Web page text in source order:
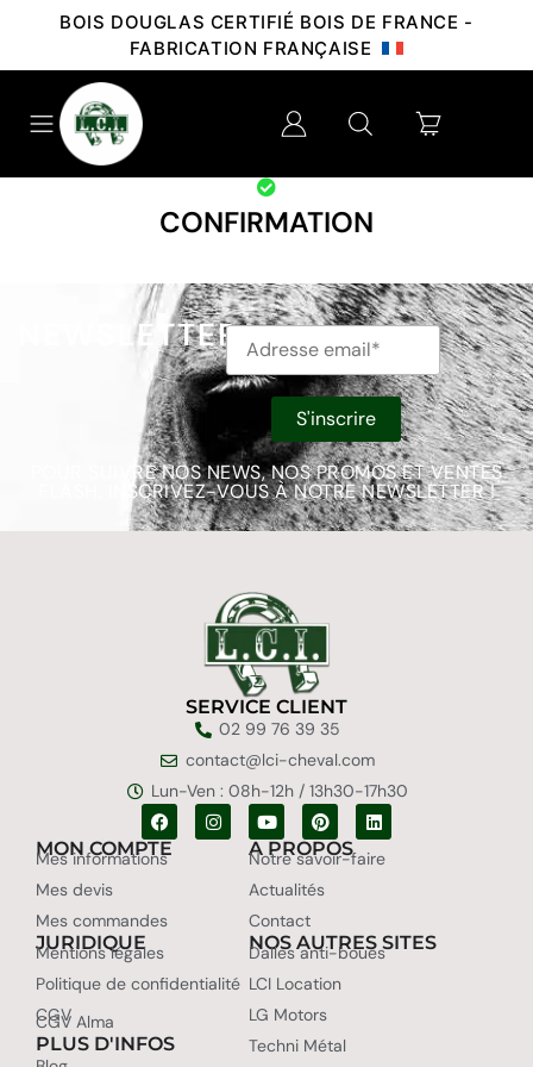
BOIS DOUGLAS CERTIFIÉ BOIS DE FRANCE -
FABRICATION FRANÇAISE
CONFIRMATION
NEWSLETTER
POUR SUIVRE NOS NEWS, NOS PROMOS ET VENTES
FLASH, INSCRIVEZ-VOUS À NOTRE NEWSLETTER !
SERVICE CLIENT
02 99 76 39 35
contact@lci-cheval.com
Lun-Ven : 08h-12h / 13h30-17h30
MON COMPTE
Mes informations
Mes devis
Mes commandes
JURIDIQUE
Mentions légales
Politique de confidentialité
CGV
CGV Alma
A PROPOS
Notre savoir-faire
Actualités
Contact
NOS AUTRES SITES
Dalles anti-boues
LCI Location
LG Motors
Techni Métal
PLUS D'INFOS